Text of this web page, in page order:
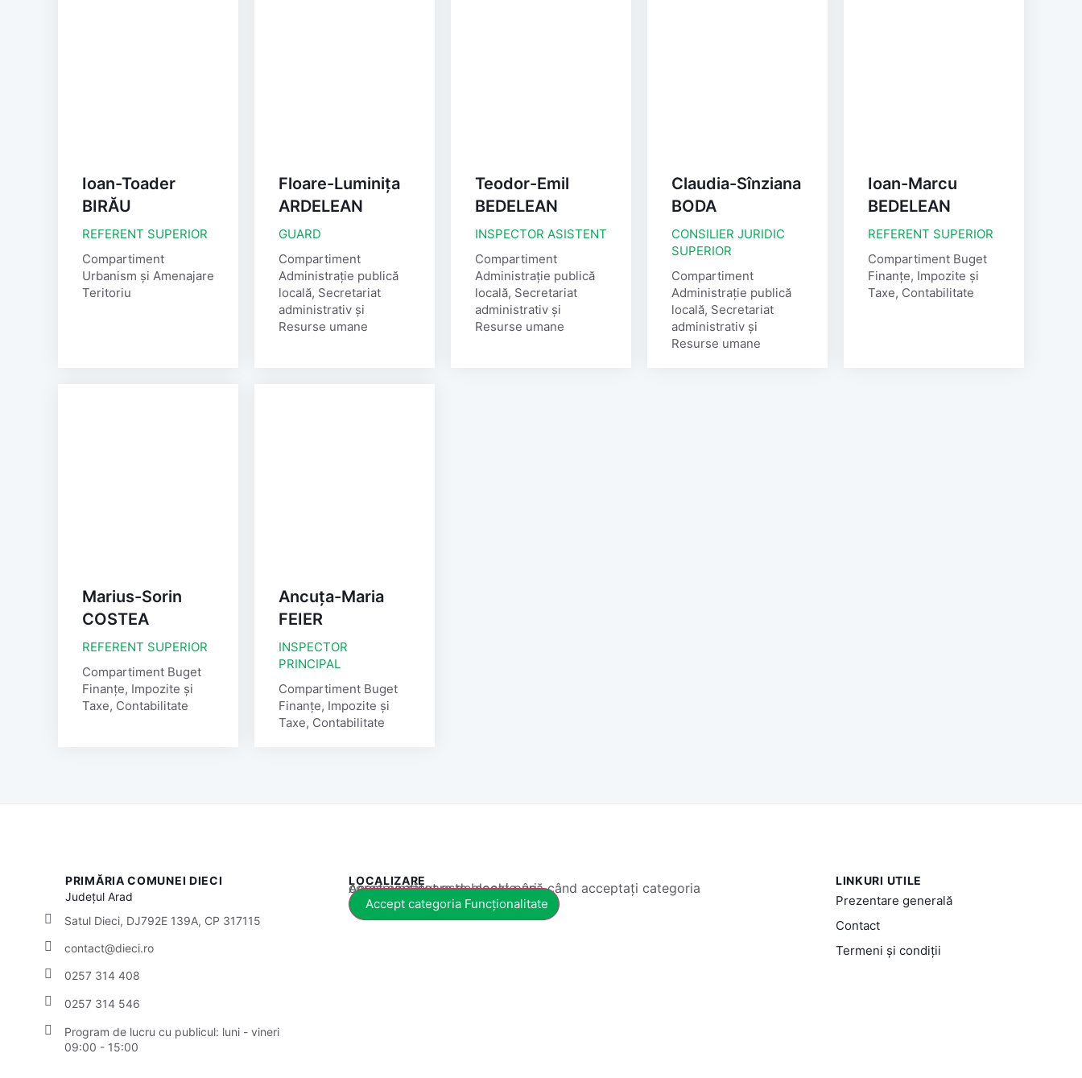
Ioan-Toader
BIRĂU
REFERENT SUPERIOR
Compartiment
Urbanism și Amenajare
Teritoriu
Floare-Luminița
ARDELEAN
GUARD
Compartiment
Administrație publică
locală, Secretariat
administrativ și
Resurse umane
Teodor-Emil
BEDELEAN
INSPECTOR ASISTENT
Compartiment
Administrație publică
locală, Secretariat
administrativ și
Resurse umane
Claudia-Sînziana
BODA
CONSILIER JURIDIC
SUPERIOR
Compartiment
Administrație publică
locală, Secretariat
administrativ și
Resurse umane
Ioan-Marcu
BEDELEAN
REFERENT SUPERIOR
Compartiment Buget
Finanțe, Impozite și
Taxe, Contabilitate
Marius-Sorin
COSTEA
REFERENT SUPERIOR
Compartiment Buget
Finanțe, Impozite și
Taxe, Contabilitate
Ancuța-Maria
FEIER
INSPECTOR
PRINCIPAL
Compartiment Buget
Finanțe, Impozite și
Taxe, Contabilitate
PRIMĂRIA COMUNEI DIECI
JudețulArad
Satul Dieci, DJ792E 139A, CP 317115
contact@dieci.ro
0257 314 408
0257 314 546
Program de lucru cu publicul: luni - vineri
09:00 - 15:00
LOCALIZARE
Acest conținut este blocat până când acceptați categoria corespunzătoare de cookie-uri.
Accept categoria Funcționalitate
LINKURI UTILE
Prezentare generală
Contact
Termeni și condiții